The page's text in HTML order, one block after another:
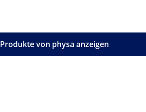
von physa anzeigen